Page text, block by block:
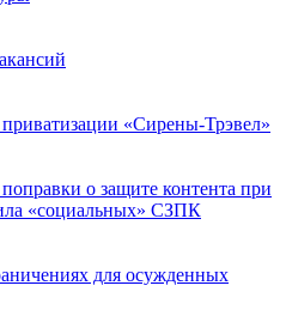
«Сирены-Трэвел»
о защите контента при
«социальных» СЗПК
для осужденных